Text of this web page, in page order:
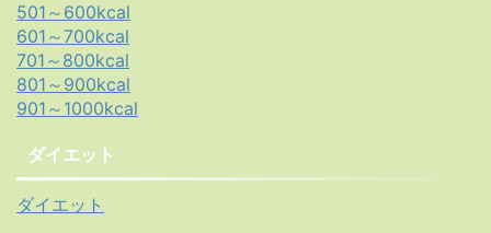
501～600kcal
601～700kcal
701～800kcal
801～900kcal
901～1000kcal
ダイエット
ダイエット